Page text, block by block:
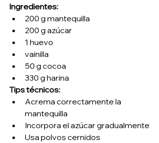
Ingredientes:
200 g mantequilla
200 g azúcar
1 huevo
vainilla
50 g cocoa
330 g harina
Tips técnicos:
Acrema correctamente la
mantequilla
Incorpora el azúcar gradualmente
Usa polvos cernidos